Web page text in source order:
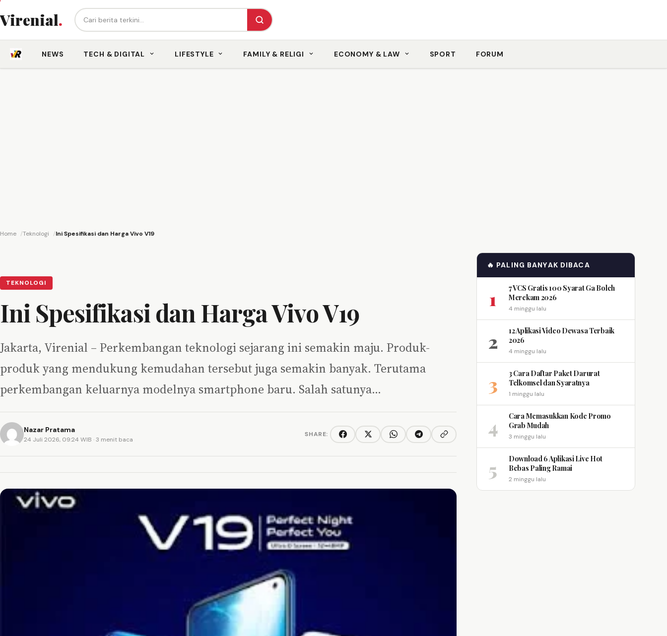
Virenial. Cari berita...
NEWS TECH & DIGITAL LIFESTYLE FAMILY & RELIGI ECONOMY & LAW SPORT FORUM
Home Teknologi Ini Spesifikasi dan Harga Vivo V19
TEKNOLOGI
Ini Spesifikasi dan Harga Vivo V19
Jakarta, Virenial – Perkembangan teknologi sejarang ini semakin maju. Produk-
produk yang mendukung kemudahan tersebut juga semakin banyak. Terutama
perkembangan keluarnya modelnya smartphone baru. Salah satunya…
Nazar Pratama
24 Juli 2026, 09:24 WIB · 3 menit baca
SHARE: FacebookTwitter/XWhatsAppTelegramCopy link
🔥 PALING BANYAK DIBACA
1
7 VCS Gratis 100 Syarat Ga Boleh
Merekam 2026
4 minggu lalu
2
12 Aplikasi Video Dewasa Terbaik
2026
4 minggu lalu
3
3 Cara Daftar Paket Darurat
Telkomsel dan Syaratnya
1 minggu lalu
4
Cara Memasukkan Kode Promo
Grab Mudah
3 minggu lalu
5
Download 6 Aplikasi Live Hot
Bebas Paling Ramai
2 minggu lalu